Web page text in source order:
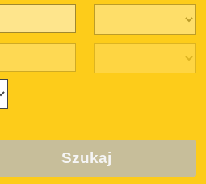
Szukaj